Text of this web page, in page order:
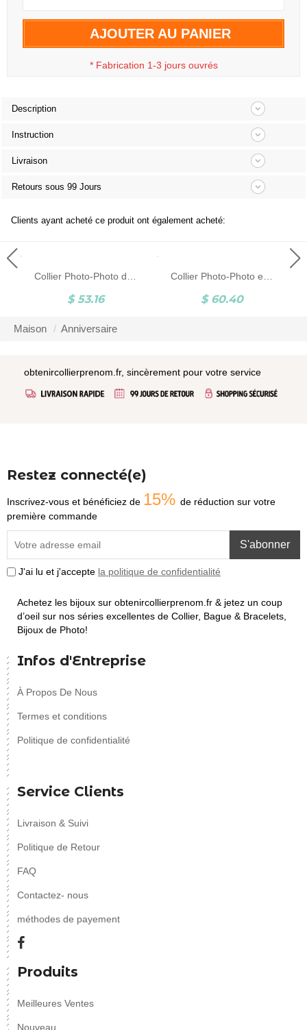
AJOUTER AU PANIER
* Fabrication 1-3 jours ouvrés
Description
Instruction
Livraison
Retours sous 99 Jours
Clients ayant acheté ce produit ont également acheté:
$ 53.16 $ 60.40
Maison Anniversaire
obtenircollierprenom.fr, sincèrement pour votre service
Restez connecté(e)
Inscrivez-vous et bénéficiez de 15% de réduction sur votre
première commande
S'abonner
J'ai lu et j'accepte la politique de confidentialité
Achetez les bijoux sur obtenircollierprenom.fr & jetez un coup
d’oeil sur nos séries excellentes de Collier, Bague & Bracelets,
Bijoux de Photo!
Infos d'Entreprise
À Propos De Nous
Termes et conditions
Politique de confidentialité
Service Clients
Livraison & Suivi
Politique de Retour
FAQ
Contactez- nous
méthodes de payement
Produits
Meilleures Ventes
Nouveau